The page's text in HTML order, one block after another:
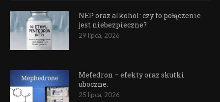
NEP oraz alkohol: czy to połączenie
jest niebezpieczne?
29 lipca, 2026
Mefedron – efekty oraz skutki
uboczne.
25 lipca, 2026